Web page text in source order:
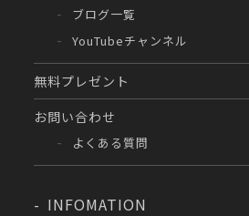
ブログ一覧
YouTubeチャンネル
無料プレゼント
お問い合わせ
よくある質問
INFOMATION